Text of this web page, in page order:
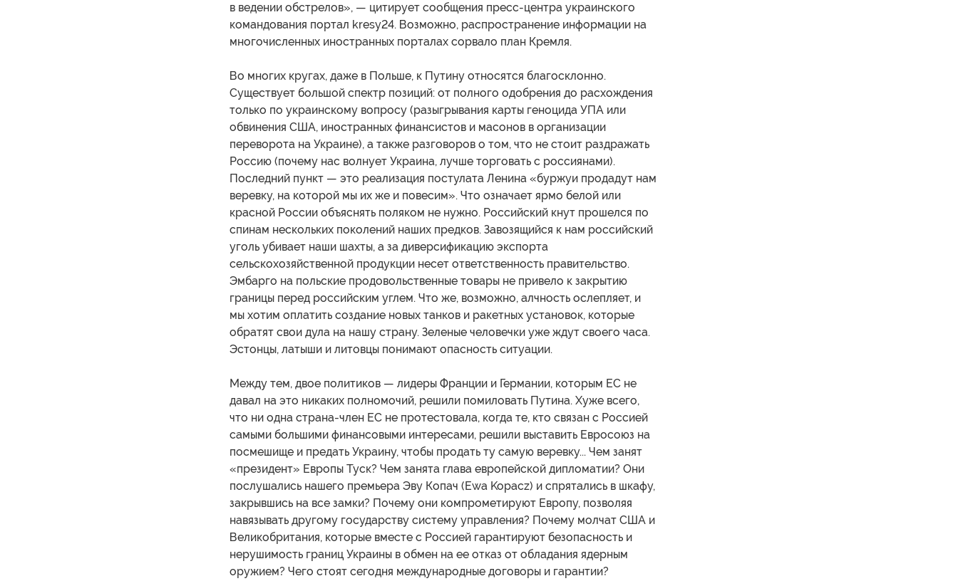
в ведении обстрелов», — цитирует сообщения пресс-центра украинского
командования портал kresy24. Возможно, распространение информации на
многочисленных иностранных порталах сорвало план Кремля.
Во многих кругах, даже в Польше, к Путину относятся благосклонно.
Существует большой спектр позиций: от полного одобрения до расхождения
только по украинскому вопросу (разыгрывания карты геноцида УПА или
обвинения США, иностранных финансистов и масонов в организации
переворота на Украине), а также разговоров о том, что не стоит раздражать
Россию (почему нас волнует Украина, лучше торговать с россиянами).
Последний пункт — это реализация постулата Ленина «буржуи продадут нам
веревку, на которой мы их же и повесим». Что означает ярмо белой или
красной России объяснять поляком не нужно. Российский кнут прошелся по
спинам нескольких поколений наших предков. Завозящийся к нам российский
уголь убивает наши шахты, а за диверсификацию экспорта
сельскохозяйственной продукции несет ответственность правительство.
Эмбарго на польские продовольственные товары не привело к закрытию
границы перед российским углем. Что же, возможно, алчность ослепляет, и
мы хотим оплатить создание новых танков и ракетных установок, которые
обратят свои дула на нашу страну. Зеленые человечки уже ждут своего часа.
Эстонцы, латыши и литовцы понимают опасность ситуации.
Между тем, двое политиков — лидеры Франции и Германии, которым ЕС не
давал на это никаких полномочий, решили помиловать Путина. Хуже всего,
что ни одна страна-член ЕС не протестовала, когда те, кто связан с Россией
самыми большими финансовыми интересами, решили выставить Евросоюз на
посмешище и предать Украину, чтобы продать ту самую веревку... Чем занят
«президент» Европы Туск? Чем занята глава европейской дипломатии? Они
послушались нашего премьера Эву Копач (Ewa Kopacz) и спрятались в шкафу,
закрывшись на все замки? Почему они компрометируют Европу, позволяя
навязывать другому государству систему управления? Почему молчат США и
Великобритания, которые вместе с Россией гарантируют безопасность и
нерушимость границ Украины в обмен на ее отказ от обладания ядерным
оружием? Чего стоят сегодня международные договоры и гарантии?